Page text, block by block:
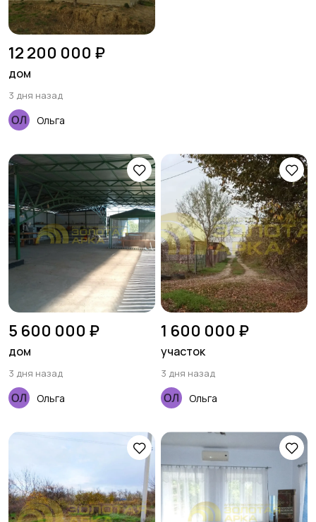
12 200 000 ₽
дом
3 дня назад
Ольга
5 600 000 ₽
дом
3 дня назад
Ольга
1 600 000 ₽
участок
3 дня назад
Ольга